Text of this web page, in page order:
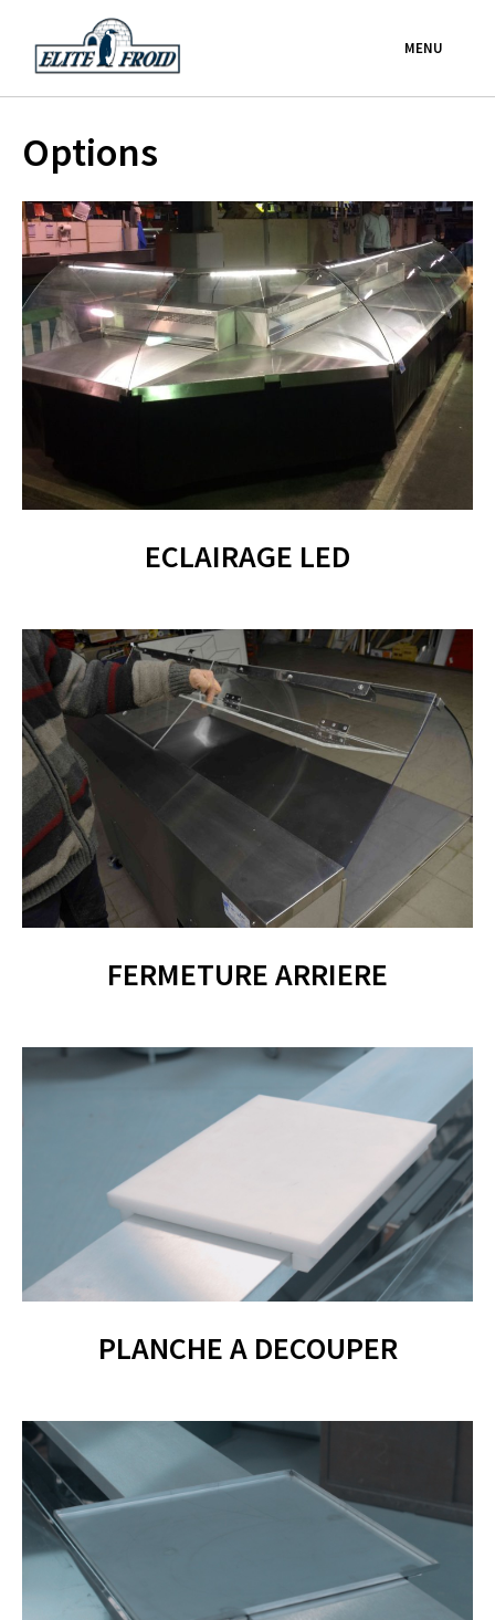
contenu
MENU
Options
ECLAIRAGE LED
FERMETURE ARRIERE
PLANCHE A DECOUPER